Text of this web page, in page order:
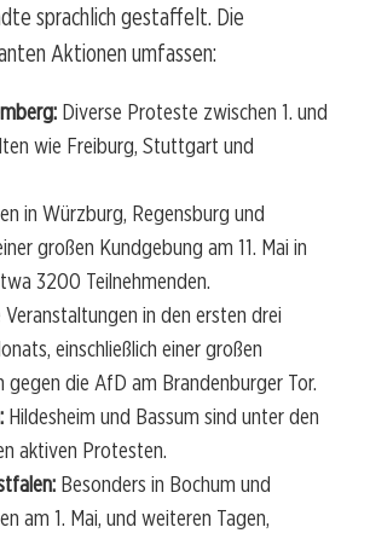
sprachlich gestaffelt. Die
Aktionen umfassen:
Diverse Proteste zwischen 1. und
wie Freiburg, Stuttgart und
in Würzburg, Regensburg und
großen Kundgebung am 11. Mai in
3200 Teilnehmenden.
Veranstaltungen in den ersten drei
einschließlich einer großen
die AfD am Brandenburger Tor.
Hildesheim und Bassum sind unter den
aktiven Protesten.
Besonders in Bochum und
am 1. Mai, und weiteren Tagen,